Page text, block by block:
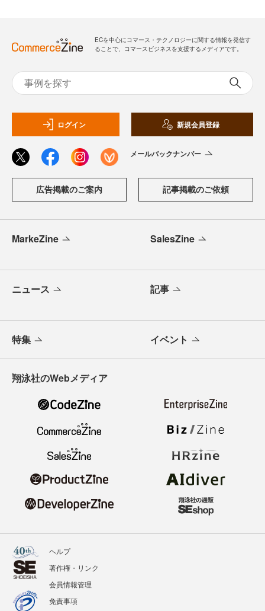
ECを中心にコマース・テクノロジーに関する情報を発信す
ることで、コマースビジネスを支援するメディアです。
ログイン 新規会員登録
メールバックナンバー
広告掲載のご案内 記事掲載のご依頼
MarkeZine SalesZine
ニュース 記事
特集 イベント
翔泳社のWebメディア
ヘルプ
著作権・リンク
会員情報管理
免責事項